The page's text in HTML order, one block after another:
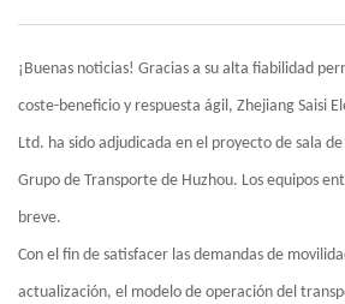
¡Buenas noticias! Gracias a su alta fiabilidad
coste-beneficio y respuesta ágil, Zhejiang Saisi
Ltd. ha sido adjudicada en el proyecto de sala
Grupo de Transporte de Huzhou. Los equipos
breve.
Con el fin de satisfacer las demandas de
actualización, el modelo de operación del